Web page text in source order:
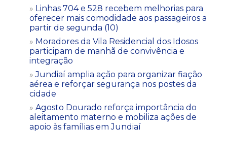
Linhas 704 e 528 recebem melhorias para
oferecer mais comodidade aos passageiros a
partir de segunda (10)
Moradores da Vila Residencial dos Idosos
participam de manhã de convivência e
integração
Jundiaí amplia ação para organizar fiação
aérea e reforçar segurança nos postes da
cidade
Agosto Dourado reforça importância do
aleitamento materno e mobiliza ações de
apoio às famílias em Jundiaí